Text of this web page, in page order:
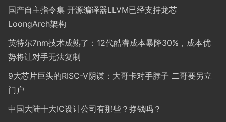
国产自主指令集 开源编译器LLVM已经支持龙芯
LoongArch架构
英特尔7nm技术成熟了：12代酷睿成本暴降30%，成本优
势将让对手无法复制
9大芯片巨头的RISC-V阴谋：大哥卡对手脖子 二哥要另立
门户
中国大陆十大IC设计公司有那些？挣钱吗？